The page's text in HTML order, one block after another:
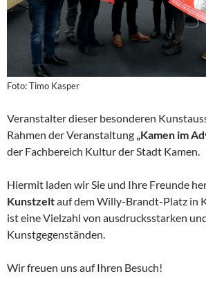
Foto: Timo Kasper
Veranstalter dieser besonderen
Rahmen der Veranstaltung „Kamen im
der Fachbereich Kultur der Stadt Kamen.
Hiermit laden wir Sie und Ihre Freunde
Kunstzeltauf dem Willy-Brandt-Platz in
ist eine Vielzahl von ausdrucksstarken
Kunstgegenständen.
Wir freuen uns auf Ihren Besuch!